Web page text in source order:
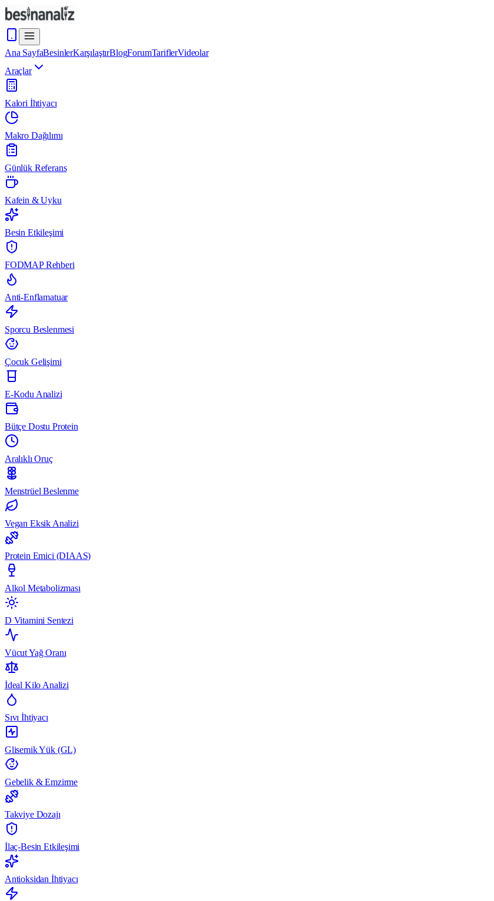
Ana SayfaBesinlerKarşılaştırBlogForumTariflerVideolar
Araçlar
Kalori İhtiyacı
Makro Dağılımı
Günlük Referans
Kafein & Uyku
Besin Etkileşimi
FODMAP Rehberi
Anti-Enflamatuar
Sporcu Beslenmesi
Çocuk Gelişimi
E-Kodu Analizi
Bütçe Dostu Protein
Aralıklı Oruç
Menstrüel Beslenme
Vegan Eksik Analizi
Protein Emici (DIAAS)
Alkol Metabolizması
D Vitamini Sentezi
Vücut Yağ Oranı
İdeal Kilo Analizi
Sıvı İhtiyacı
Glisemik Yük (GL)
Gebelik & Emzirme
Takviye Dozajı
İlaç-Besin Etkileşimi
Antioksidan İhtiyacı